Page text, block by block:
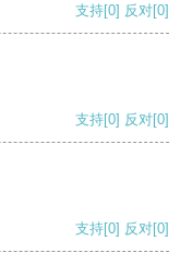
支持[0] 反对[0]
支持[0] 反对[0]
支持[0] 反对[0]